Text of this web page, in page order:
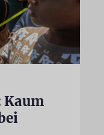
Kaum